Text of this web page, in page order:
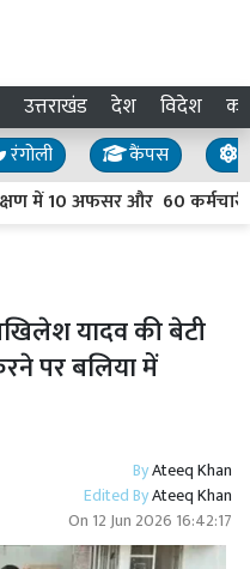
उत्तराखंड देश विदेश
रंगोली कैंपस
में 10 अफसर और 60
यादव की बेटी
पर बलिया में
ByAteeq Khan
Edited ByAteeq Khan
On 12 Jun 2026 16:42:17